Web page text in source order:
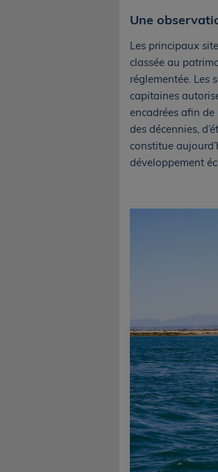
Une
Les principaux
classée au
réglementée. Les
capitaines
encadrées afin
des décennies,
constitue
développement